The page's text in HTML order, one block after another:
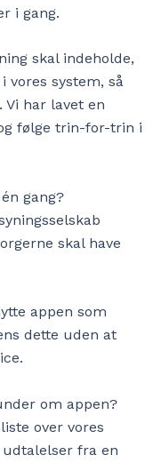
i gang.
skal indeholde,
system, så
har lavet en
følge trin-for-trin i
gang?
skal have
appen som
dette uden at
om appen?
over vores
fra en